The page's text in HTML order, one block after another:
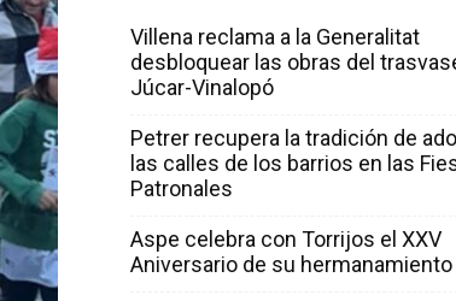
Villena reclama a la Generalitat
desbloquear las obras del
Júcar-Vinalopó
Petrer recupera la tradición de
las calles de los barrios en las
Patronales
Aspe celebra con Torrijos el XXV
Aniversario de su hermanamiento